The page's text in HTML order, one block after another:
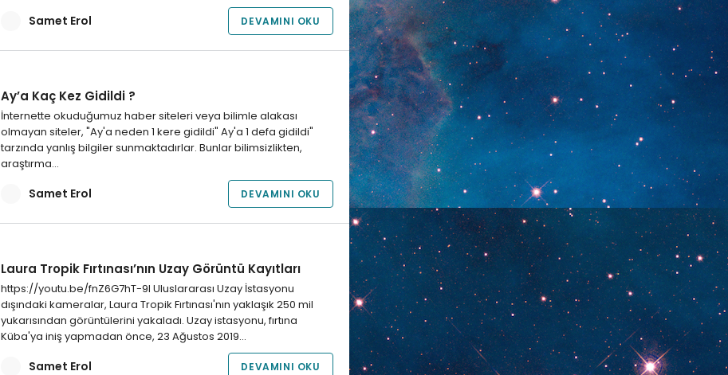
Samet Erol DEVAMINI OKU
Ay’a Kaç Kez Gidildi ?
İnternette okuduğumuz haber siteleri veya bilimle alakası
olmayan siteler, "Ay'a neden 1 kere gidildi" Ay'a 1 defa gidildi"
tarzında yanlış bilgiler sunmaktadırlar. Bunlar bilimsizlikten,
araştırma…
Samet Erol DEVAMINI OKU
Laura Tropik Fırtınası’nın Uzay Görüntü Kayıtları
https://youtu.be/fnZ6G7hT-9I Uluslararası Uzay İstasyonu
dışındaki kameralar, Laura Tropik Fırtınası'nın yaklaşık 250 mil
yukarısından görüntülerini yakaladı. Uzay istasyonu, fırtına
Küba'ya iniş yapmadan önce, 23 Ağustos 2019…
Samet Erol DEVAMINI OKU